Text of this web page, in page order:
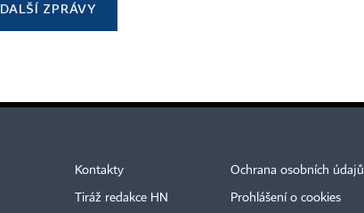
DALŠÍ ZPRÁVY
Kontakty
Tiráž redakce HN
Ochrana osobních údajů
Prohlášení o cookies